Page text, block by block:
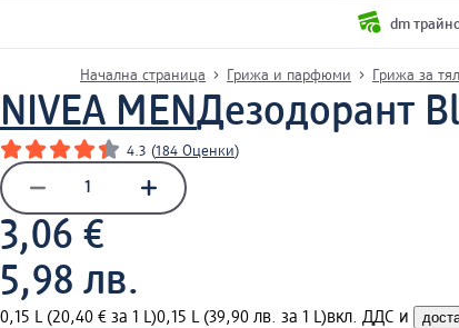
dm
Начална страница Грижа и парфюми Грижа за
NIVEA MENДезодорант
4.3 (184 Оценки)
3,06 €
5,98 лв.
0,15 L (20,40 € за 1 L)0,15 L (39,90 лв. за 1 L)вкл. ДДС и